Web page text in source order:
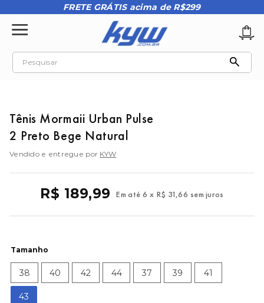
FRETE GRÁTIS acima de R$299
Pesquisar
Tênis Mormaii Urban Pulse
2 Preto Bege Natural
Vendido e entregue por KYW
R$ 189,99 Em até 6 x R$ 31,66 sem juros
Tamanho
38 40 42 44 37 39 41
43
2º oakley
teeth bomber 3
kenner
8º regata
9º mochila oakley